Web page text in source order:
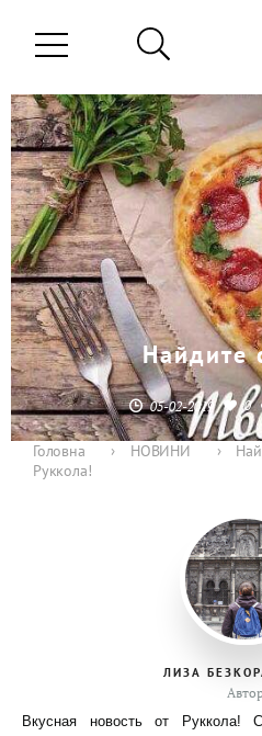
Найдите
05-02-2019 0
Головна › НОВИНИ ›
Руккола!
ЛИЗА
Вкусная новость от